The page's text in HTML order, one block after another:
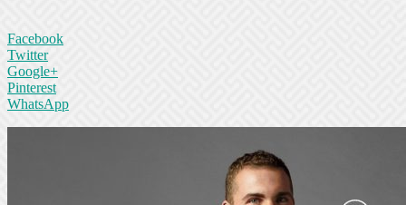
Facebook
Twitter
Google+
Pinterest
WhatsApp